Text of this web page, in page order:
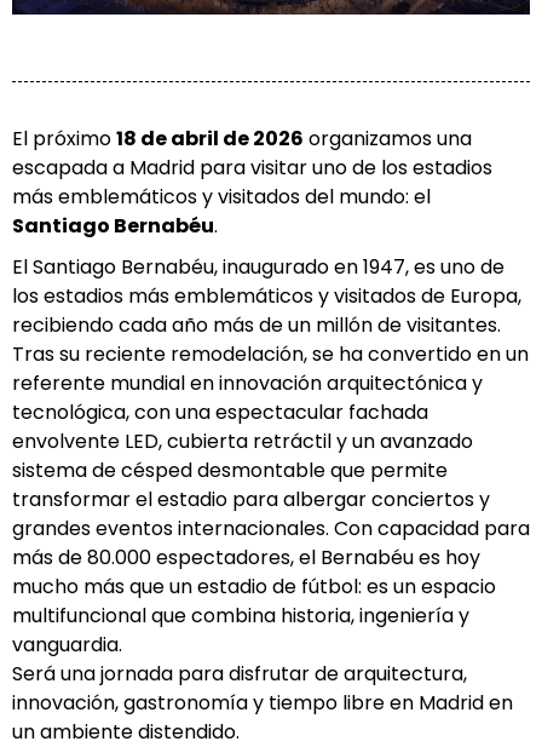
El próximo18 de abril de 2026 organizamos una
escapada a Madrid para visitar uno de los estadios
más emblemáticos y visitados del mundo: el
Santiago Bernabéu.
El Santiago Bernabéu, inaugurado en 1947, es uno de
los estadios más emblemáticos y visitados de Europa,
recibiendo cada año más de un millón de visitantes.
Tras su reciente remodelación, se ha convertido en un
referente mundial en innovación arquitectónica y
tecnológica, con una espectacular fachada
envolvente LED, cubierta retráctil y un avanzado
sistema de césped desmontable que permite
transformar el estadio para albergar conciertos y
grandes eventos internacionales. Con capacidad para
más de 80.000 espectadores, el Bernabéu es hoy
mucho más que un estadio de fútbol: es un espacio
multifuncional que combina historia, ingeniería y
vanguardia.
Será una jornada para disfrutar de arquitectura,
innovación, gastronomía y tiempo libre en Madrid en
un ambiente distendido.